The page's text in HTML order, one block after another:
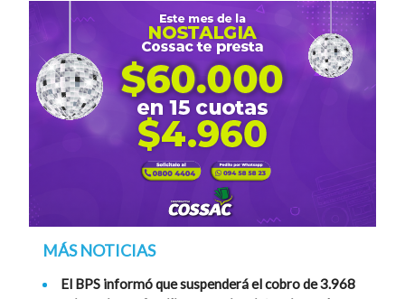
MÁS NOTICIAS
El BPS informó que suspenderá el cobro de 3.968